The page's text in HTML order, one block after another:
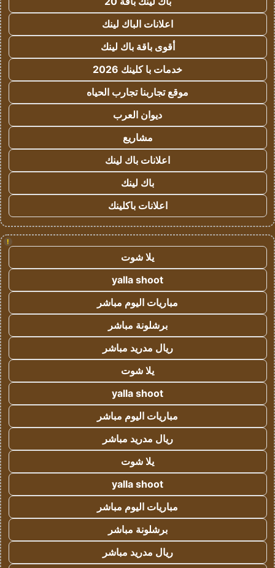
اعلانات الباك لينك
أقوى باقة باك لينك
خدمات با كلينك 2026
موقع تجاربنا تجارب الحياه
ديوان العرب
مشاريع
اعلانات باك لينك
باك لينك
اعلانات باكلينك
!
يلا شوت
yalla shoot
مباريات اليوم مباشر
برشلونة مباشر
ريال مدريد مباشر
يلا شوت
yalla shoot
مباريات اليوم مباشر
ريال مدريد مباشر
يلا شوت
yalla shoot
مباريات اليوم مباشر
برشلونة مباشر
ريال مدريد مباشر